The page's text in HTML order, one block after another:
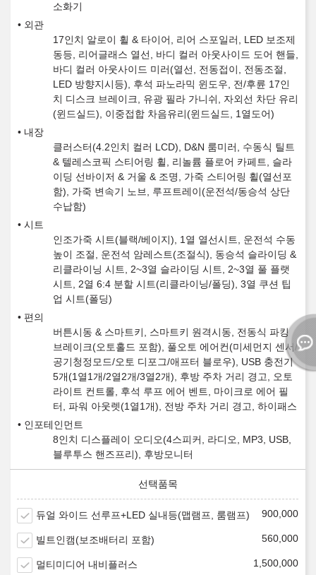
소화기
외관
17인치 알로이 휠 & 타이어, 리어 스포일러, LED 보조제
동등, 리어글래스 열선, 바디 컬러 아웃사이드 도어 핸들,
바디 컬러 아웃사이드 미러(열선, 전동접이, 전동조절,
LED 방향지시등), 후석 파노라믹 윈도우, 전/후륜 17인
치 디스크 브레이크, 유광 필라 가니쉬, 자외선 차단 유리
(윈드실드), 이중접합 차음유리(윈드실드, 1열도어)
내장
클러스터(4.2인치 컬러 LCD), D&N 룸미러, 수동식 틸트
& 텔레스코픽 스티어링 휠, 리놀륨 플로어 카페트, 슬라
이딩 선바이저 & 거울 & 조명, 가죽 스티어링 휠(열선포
함), 가죽 변속기 노브, 루프트레이(운전석/동승석 상단
수납함)
시트
인조가죽 시트(블랙/베이지), 1열 열선시트, 운전석 수동
높이 조절, 운전석 암레스트(조절식), 동승석 슬라이딩 &
리클라이닝 시트, 2~3열 슬라이딩 시트, 2~3열 풀 플랫
시트, 2열 6:4 분할 시트(리클라이닝/폴딩), 3열 쿠션 팁
업 시트(폴딩)
편의
버튼시동 & 스마트키, 스마트키 원격시동, 전동식 파킹
브레이크(오토홀드 포함), 풀오토 에어컨(미세먼지 센서/
공기청정모드/오토 디포그/애프터 블로우), USB 충전기
5개(1열1개/2열2개/3열2개), 후방 주차 거리 경고, 오토
라이트 컨트롤, 후석 루프 에어 벤트, 마이크로 에어 필
터, 파워 아웃렛(1열1개), 전방 주차 거리 경고, 하이패스
인포테인먼트
8인치 디스플레이 오디오(4스피커, 라디오, MP3, USB,
블루투스 핸즈프리), 후방모니터
듀얼 와이드 선루프+LED 실내등(맵램프, 룸램프) 900,000
빌트인캠(보조배터리 포함) 560,000
멀티미디어 내비플러스 1,500,000